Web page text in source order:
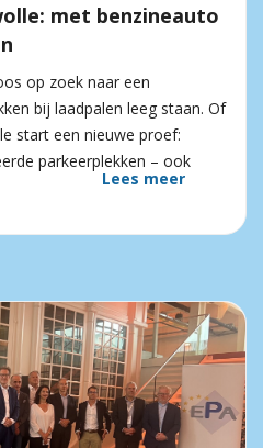
met benzineauto
op zoek naar een
bij laadpalen leeg staan. Of
start een nieuwe proef:
parkeerplekken – ook
Lees meer